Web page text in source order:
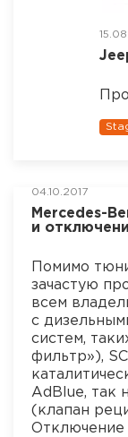
04.10.2017
Mercedes-
и
Помимо
зачастую
всем
с
систем,
фильтр»),
AdBlue, так
(клапан
Отключение